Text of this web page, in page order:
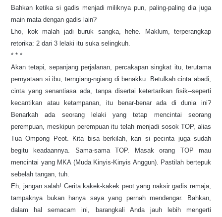
Bahkan ketika si gadis menjadi miliknya pun, paling-paling dia juga
main mata dengan gadis lain?
Lho, kok malah jadi buruk sangka, hehe. Maklum, terperangkap
retorika: 2 dari 3 lelaki itu suka selingkuh.
* * *
Akan tetapi, sepanjang perjalanan, percakapan singkat itu, terutama
pernyataan si ibu, terngiang-ngiang di benakku. Betulkah cinta abadi,
cinta yang senantiasa ada, tanpa disertai ketertarikan fisik--seperti
kecantikan atau ketampanan, itu benar-benar ada di dunia ini?
Benarkah ada seorang lelaki yang tetap mencintai seorang
perempuan, meskipun perempuan itu telah menjadi sosok TOP, alias
Tua Ompong Peot. Kita bisa berkilah, kan si pecinta juga sudah
begitu keadaannya. Sama-sama TOP. Masak orang TOP mau
mencintai yang MKA (Muda Kinyis-Kinyis Anggun). Pastilah bertepuk
sebelah tangan, tuh.
Eh, jangan salah! Cerita kakek-kakek peot yang naksir gadis remaja,
tampaknya bukan hanya saya yang pernah mendengar. Bahkan,
dalam hal semacam ini, barangkali Anda jauh lebih mengerti